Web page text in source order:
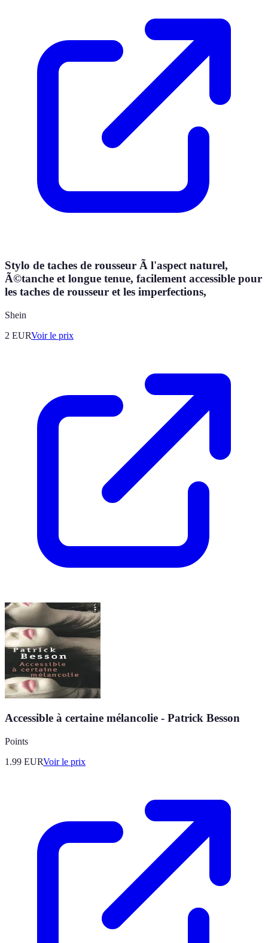
Stylo de taches de rousseur Ã l'aspect naturel,
Ã©tanche et longue tenue, facilement accessible pour
les taches de rousseur et les imperfections,
Shein
2 EURVoir le prix
Accessible à certaine mélancolie - Patrick Besson
Points
1.99 EURVoir le prix